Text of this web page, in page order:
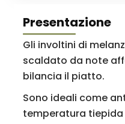
Presentazione
Gli involtini di
scaldato da note
bilancia il piatto.
Sono ideali come
temperatura tiepida